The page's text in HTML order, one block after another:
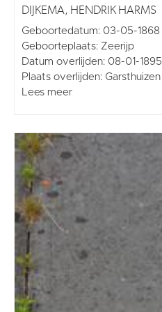
DIJKEMA, HENDRIK HARMS
Geboortedatum: 03-05-1868
Geboorteplaats: Zeerijp
Datum overlijden: 08-01-1895
Plaats overlijden: Garsthuizen
Lees meer